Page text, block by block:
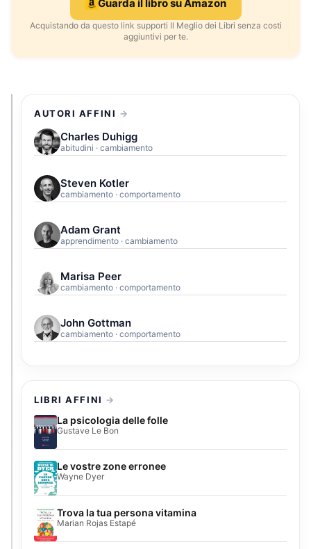
Guarda il libro su Amazon
Acquistando da questo link supporti Il Meglio dei Libri senza costi
aggiuntivi per te.
AUTORI AFFINI
Charles Duhigg
abitudini · cambiamento
Steven Kotler
cambiamento · comportamento
Adam Grant
apprendimento · cambiamento
Marisa Peer
cambiamento · comportamento
John Gottman
cambiamento · comportamento
LIBRI AFFINI
La psicologia delle folle
Gustave Le Bon
Le vostre zone erronee
Wayne Dyer
Trova la tua persona vitamina
Marian Rojas Estapé